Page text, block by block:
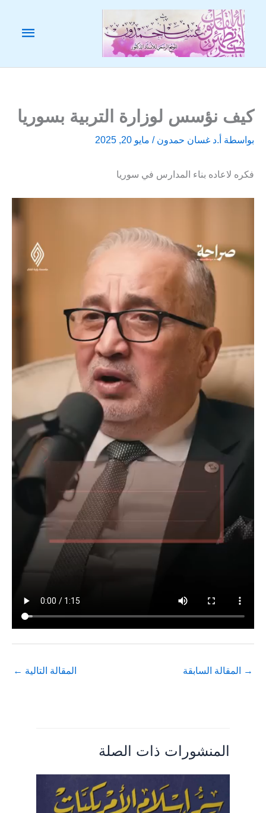
تخطي
المحتوى
كيف نؤسس لوزارة التربية بسوريا
بواسطة أ.د غسان حمدون/ مايو 20, 2025
فكره لاعاده بناء المدارس في سوريا
→ المقالة السابقة المقالة التالية ←
المنشورات ذات الصلة